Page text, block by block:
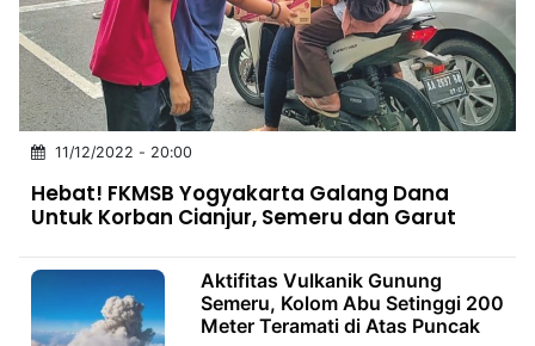
INDONESIA
Partner
NTB
Time
IDN
Jogja
Rakyat
News
Notice
Baru
Follow
Kabarbaru
11/12/2022 - 20:00
Hebat! FKMSB Yogyakarta Galang Dana
Untuk Korban Cianjur, Semeru dan Garut
Aktifitas Vulkanik Gunung
Semeru, Kolom Abu Setinggi 200
Meter Teramati di Atas Puncak